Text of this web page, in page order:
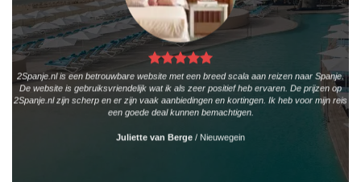
2Spanje.nl is een betrouwbare website met een breed scala aan reizen naar Spanje.
De website is gebruiksvriendelijk wat ik als zeer positief heb ervaren. De prijzen op
2Spanje.nl zijn scherp en er zijn vaak aanbiedingen en kortingen. Ik heb voor mijn reis
een goede deal kunnen bemachtigen.
Juliette van Berge / Nieuwegein